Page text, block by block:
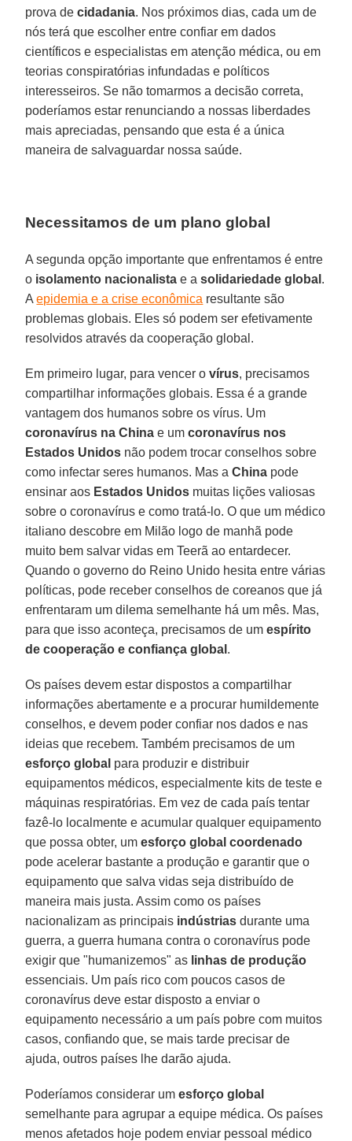
prova decidadania. Nos próximos dias, cada um de
nós terá que escolher entre confiar em dados
científicos e especialistas em atenção médica, ou em
teorias conspiratórias infundadas e políticos
interesseiros. Se não tomarmos a decisão correta,
poderíamos estar renunciando a nossas liberdades
mais apreciadas, pensando que esta é a única
maneira de salvaguardar nossa saúde.
Necessitamos de um plano global
A segunda opção importante que enfrentamos é entre
o isolamento nacionalista e asolidariedade global .
Aepidemia e a crise econômica resultante são
problemas globais. Eles só podem ser efetivamente
resolvidos através da cooperação global.
Em primeiro lugar, para vencer ovírus, precisamos
compartilhar informações globais. Essa é a grande
vantagem dos humanos sobre os vírus. Um
coronavírus na China e umcoronavírus nos
Estados Unidos não podem trocar conselhos sobre
como infectar seres humanos. Mas aChina pode
ensinar aos Estados Unidos muitas lições valiosas
sobre o coronavírus e como tratá-lo. O que um médico
italiano descobre em Milão logo de manhã pode
muito bem salvar vidas em Teerã ao entardecer.
Quando o governo do Reino Unido hesita entre várias
políticas, pode receber conselhos de coreanos que já
enfrentaram um dilema semelhante há um mês. Mas,
para que isso aconteça, precisamos de umespírito
de cooperação e confiança global .
Os países devem estar dispostos a compartilhar
informações abertamente e a procurar humildemente
conselhos, e devem poder confiar nos dados e nas
ideias que recebem. Também precisamos de um
esforço global para produzir e distribuir
equipamentos médicos, especialmente kits de teste e
máquinas respiratórias. Em vez de cada país tentar
fazê-lo localmente e acumular qualquer equipamento
que possa obter, umesforço global coordenado
pode acelerar bastante a produção e garantir que o
equipamento que salva vidas seja distribuído de
maneira mais justa. Assim como os países
nacionalizam as principais indústrias durante uma
guerra, a guerra humana contra o coronavírus pode
exigir que "humanizemos" as linhas de produção
essenciais. Um país rico com poucos casos de
coronavírus deve estar disposto a enviar o
equipamento necessário a um país pobre com muitos
casos, confiando que, se mais tarde precisar de
ajuda, outros países lhe darão ajuda.
Poderíamos considerar umesforço global
semelhante para agrupar a equipe médica. Os países
menos afetados hoje podem enviar pessoal médico